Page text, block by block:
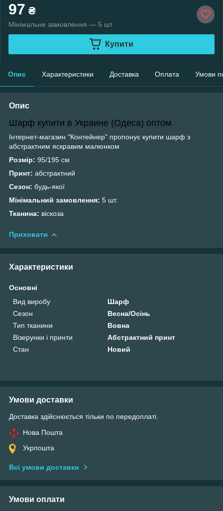
97 ₴
Мінімальне замовлення — 5 шт.
Купити
Опис Характеристики Доставка Оплата Умови
Опис
Шарф купити в Украине (Одеса) оптом
Інтернет-магазин "Контейнер" пропонує купити шарф з
абстрактним яскравим малюнком
Розмір: 95/195 см
Принт: абстрактний
Сезон: будь-якої
Мінімальний замовлення: 5 шт.
Тканина: віскоза
Приховати
Характеристики
Основні
Вид виробу
Шарф
Сезон
Весна/Осінь
Тип тканини
Вовна
Візерунки і принти
Абстрактний принт
Стан
Новий
Умови доставки
Доставка здійснюється тільки по передоплаті.
Нова Пошта
Укрпошта
Всі умови доставки
Умови оплати